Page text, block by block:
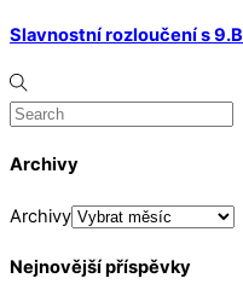
Slavnostní rozloučení s 9.B
Archivy
Archivy
Nejnovější příspěvky